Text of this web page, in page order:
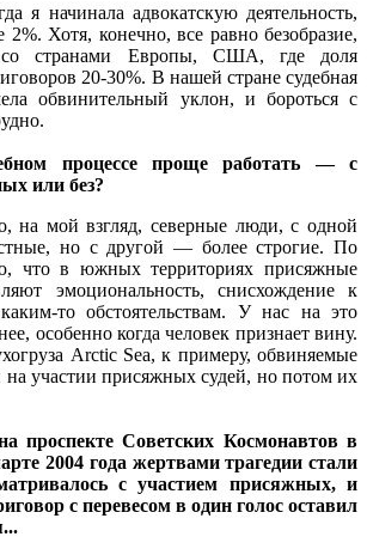
я начинала адвокатскую деятельность,
Хотя, конечно, все равно безобразие,
со странами Европы, США, где доля
20-30%. В нашей стране судебная
обвинительный уклон, и бороться с
процессе проще работать — с
или без?
на мой взгляд, северные люди, с одной
но с другой — более строгие. По
что в южных территориях присяжные
эмоциональность, снисхождение к
то обстоятельствам. У нас на это
особенно когда человек признает вину.
Arctic Sea, к примеру, обвиняемые
на участии присяжных судей, но потом их
проспекте Советских Космонавтов в
2004 года жертвами трагедии стали
с участием присяжных, и
с перевесом в один голос оставил